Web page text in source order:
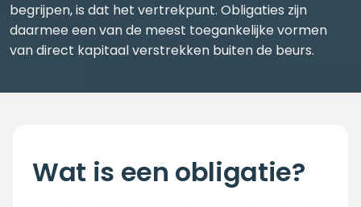
begrijpen, is dat het vertrekpunt. Obligaties zijn
daarmee een van de meest toegankelijke vormen
van direct kapitaal verstrekken buiten de beurs.
Wat is een obligatie?